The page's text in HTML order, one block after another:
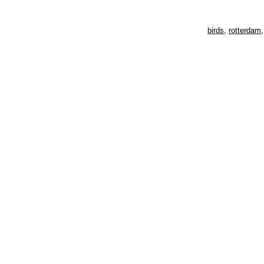
birds, rotterdam,